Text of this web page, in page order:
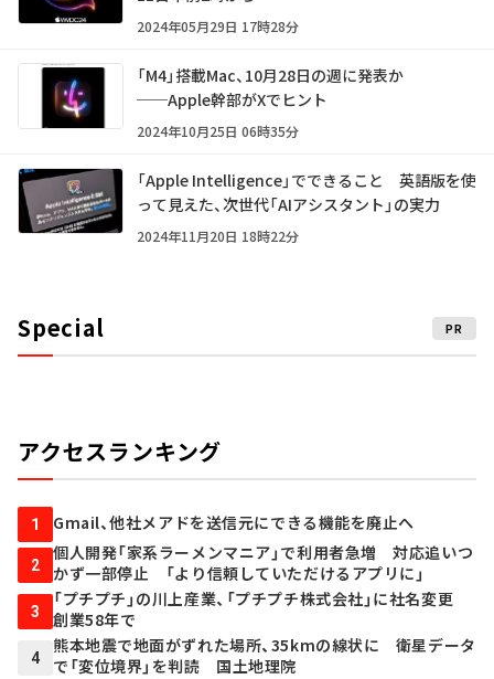
2024年05月29日 17時28分
「M4」搭載Mac、10月28日の週に発表か
──Apple幹部がXでヒント
2024年10月25日 06時35分
「Apple Intelligence」でできること 英語版を使
って見えた、次世代「AIアシスタント」の実力
2024年11月20日 18時22分
Special PR
アクセスランキング
1 Gmail、他社メアドを送信元にできる機能を廃止へ
2
個人開発「家系ラーメンマニア」で利用者急増 対応追いつ
かず一部停止 「より信頼していただけるアプリに」
3
「プチプチ」の川上産業、「プチプチ株式会社」に社名変更
創業58年で
4
熊本地震で地面がずれた場所、35kmの線状に 衛星データ
で「変位境界」を判読 国土地理院